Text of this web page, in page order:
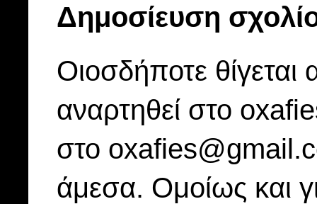
Δημοσίευση
Οιοσδήποτε
αναρτηθεί στο
στο
άμεσα. Ομοίως και